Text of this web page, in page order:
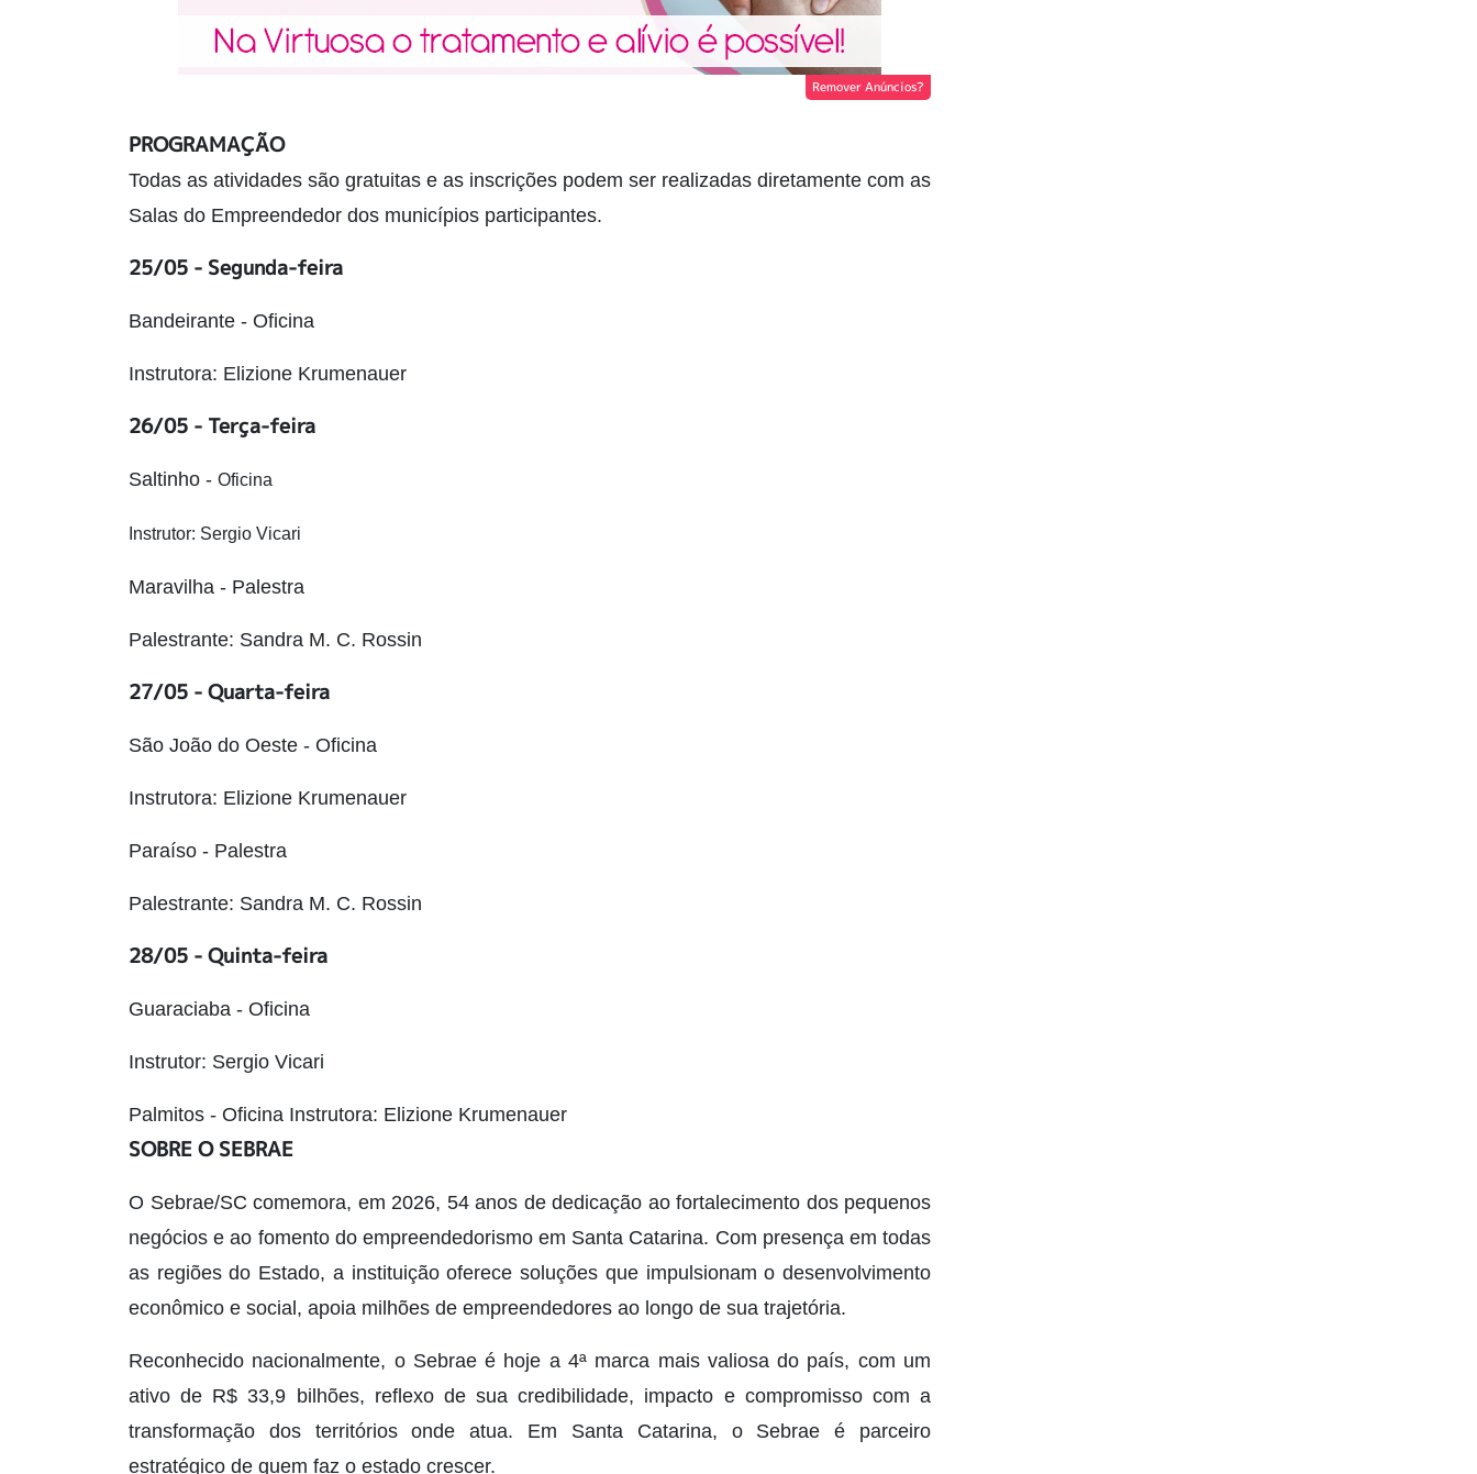
Remover Anúncios?
PROGRAMAÇÃO
Todas as atividades são gratuitas e as inscrições podem ser realizadas diretamente com as
Salas do Empreendedor dos municípios participantes.
25/05 - Segunda-feira
Bandeirante - Oficina
Instrutora: Elizione Krumenauer
26/05 - Terça-feira
Saltinho - Oficina
Instrutor: Sergio Vicari
Maravilha - Palestra
Palestrante: Sandra M. C. Rossin
27/05 - Quarta-feira
São João do Oeste - Oficina
Instrutora: Elizione Krumenauer
Paraíso - Palestra
Palestrante: Sandra M. C. Rossin
28/05 - Quinta-feira
Guaraciaba - Oficina
Instrutor: Sergio Vicari
Palmitos - Oficina Instrutora: Elizione Krumenauer
SOBRE O SEBRAE
O Sebrae/SC comemora, em 2026, 54 anos de dedicação ao fortalecimento dos pequenos
negócios e ao fomento do empreendedorismo em Santa Catarina. Com presença em todas
as regiões do Estado, a instituição oferece soluções que impulsionam o desenvolvimento
econômico e social, apoia milhões de empreendedores ao longo de sua trajetória.
Reconhecido nacionalmente, o Sebrae é hoje a 4ª marca mais valiosa do país, com um
ativo de R$ 33,9 bilhões, reflexo de sua credibilidade, impacto e compromisso com a
transformação dos territórios onde atua. Em Santa Catarina, o Sebrae é parceiro
estratégico de quem faz o estado crescer.